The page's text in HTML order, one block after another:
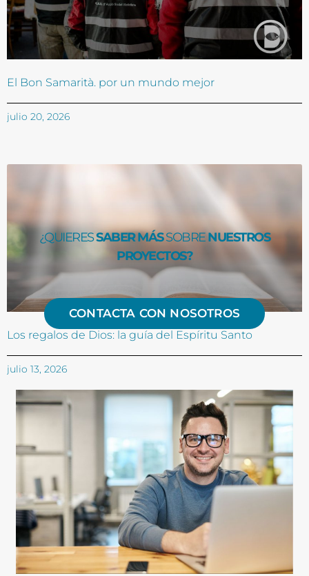
El Bon Samarità. por un mundo mejor
julio 20, 2026
Los regalos de Dios: la guía del Espíritu Santo
julio 13, 2026
¿QUIERESSABER MÁSSOBRENUESTROS
PROYECTOS?
CONTACTA CON NOSOTROS